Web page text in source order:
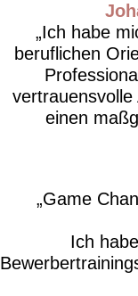
​Ich habe
beruflichen
einen
Game
Ich